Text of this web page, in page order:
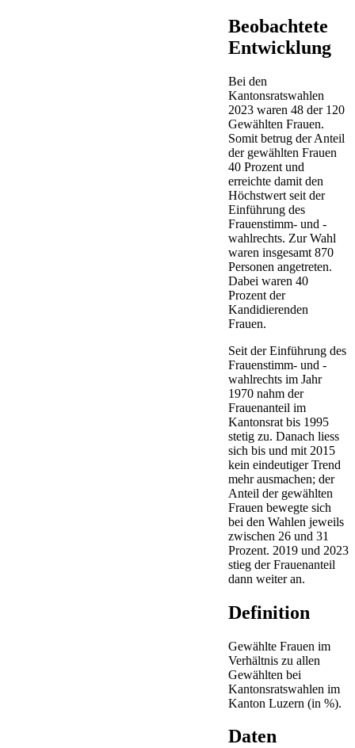
Beobachtete
Entwicklung
Bei den
Kantonsratswahlen
2023 waren 48 der 120
Gewählten Frauen.
Somit betrug der Anteil
der gewählten Frauen
40 Prozent und
erreichte damit den
Höchstwert seit der
Einführung des
Frauenstimm- und -
wahlrechts. Zur Wahl
waren insgesamt 870
Personen angetreten.
Dabei waren 40
Prozent der
Kandidierenden
Frauen.
Seit der Einführung des
Frauenstimm- und -
wahlrechts im Jahr
1970 nahm der
Frauenanteil im
Kantonsrat bis 1995
stetig zu. Danach liess
sich bis und mit 2015
kein eindeutiger Trend
mehr ausmachen; der
Anteil der gewählten
Frauen bewegte sich
bei den Wahlen jeweils
zwischen 26 und 31
Prozent. 2019 und 2023
stieg der Frauenanteil
dann weiter an.
Definition
Gewählte Frauen im
Verhältnis zu allen
Gewählten bei
Kantonsratswahlen im
Kanton Luzern (in %).
Daten